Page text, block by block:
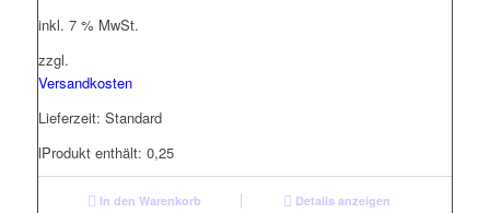
inkl. 7 % MwSt.
zzgl.
Versandkosten
Lieferzeit: Standard
Produkt enthält: 0,25
l
In den Warenkorb Details anzeigen